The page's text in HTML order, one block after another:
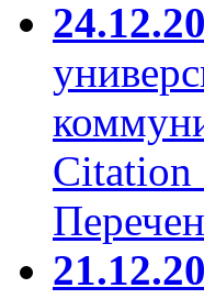
Citation